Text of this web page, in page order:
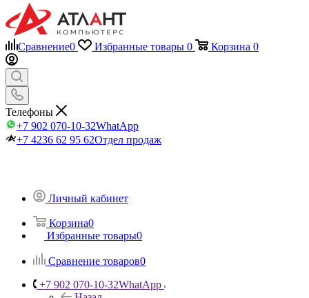
Сравнение0 Избранные товары 0 Корзина 0
Телефоны
+7 902 070-10-32WhatApp
+7 4236 62 95 62Отдел продаж
Личный кабинет
Корзина0
Избранные товары0
Сравнение товаров0
+7 902 070-10-32WhatApp